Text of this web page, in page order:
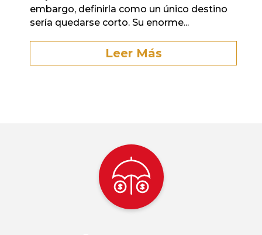
embargo, definirla como un único destino
sería quedarse corto. Su enorme...
Leer Más